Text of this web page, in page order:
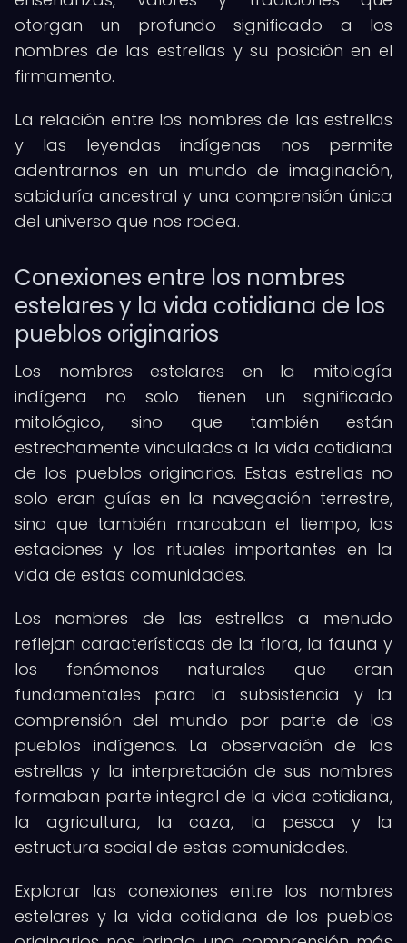
otorgan un profundo significado a los
nombres de las estrellas y su posición en el
firmamento.
La relación entre los nombres de las estrellas
y las leyendas indígenas nos permite
adentrarnos en un mundo de imaginación,
sabiduría ancestral y una comprensión única
del universo que nos rodea.
Conexiones entre los nombres
estelares y la vida cotidiana de los
pueblos originarios
Los nombres estelares en la mitología
indígena no solo tienen un significado
mitológico, sino que también están
estrechamente vinculados a la vida cotidiana
de los pueblos originarios. Estas estrellas no
solo eran guías en la navegación terrestre,
sino que también marcaban el tiempo, las
estaciones y los rituales importantes en la
vida de estas comunidades.
Los nombres de las estrellas a menudo
reflejan características de la flora, la fauna y
los fenómenos naturales que eran
fundamentales para la subsistencia y la
comprensión del mundo por parte de los
pueblos indígenas. La observación de las
estrellas y la interpretación de sus nombres
formaban parte integral de la vida cotidiana,
la agricultura, la caza, la pesca y la
estructura social de estas comunidades.
Explorar las conexiones entre los nombres
estelares y la vida cotidiana de los pueblos